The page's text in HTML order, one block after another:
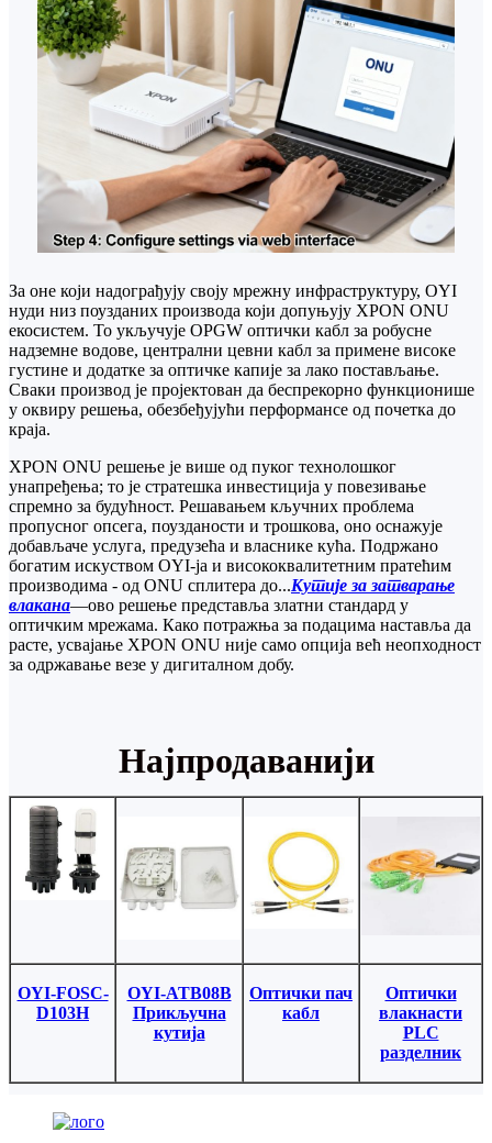
За оне који надограђују своју мрежну инфраструктуру, OYI
нуди низ поузданих производа који допуњују XPON ONU
екосистем. То укључује OPGW оптички кабл за робусне
надземне водове, централни цевни кабл за примене високе
густине и додатке за оптичке капије за лако постављање.
Сваки производ је пројектован да беспрекорно функционише
у оквиру решења, обезбеђујући перформансе од почетка до
краја.
XPON ONU решење је више од пуког технолошког
унапређења; то је стратешка инвестиција у повезивање
спремно за будућност. Решавањем кључних проблема
пропусног опсега, поузданости и трошкова, оно оснажује
добављаче услуга, предузећа и власнике кућа. Подржано
богатим искуством OYI-ја и висококвалитетним пратећим
производима - од ONU сплитера до...Кутије за затварање
влакана—ово решење представља златни стандард у
оптичким мрежама. Како потражња за подацима наставља да
расте, усвајање XPON ONU није само опција већ неопходност
за одржавање везе у дигиталном добу.
Најпродаванији
OYI-FOSC-
D103H
OYI-ATB08B
Прикључна
кутија
Оптички пач
кабл
Оптички
влакнасти
PLC
разделник